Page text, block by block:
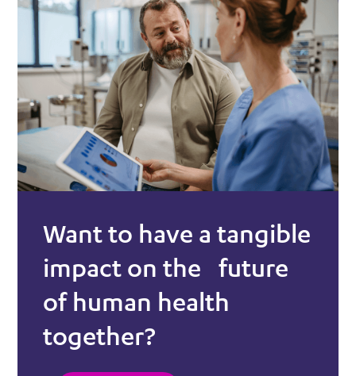
Want to have a tangible
impact on the future
of human health
together?